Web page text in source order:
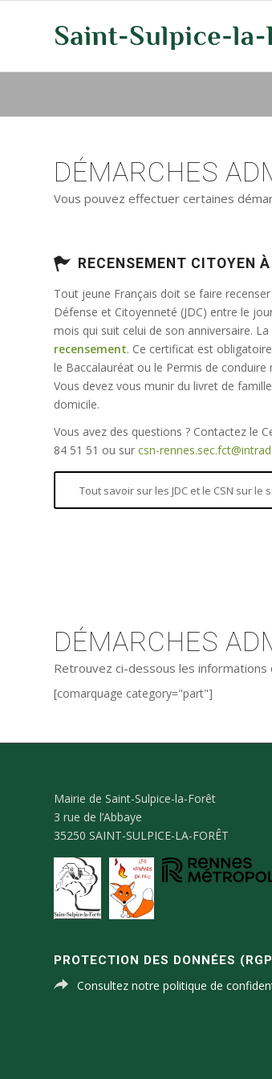
DÉMARCHES
Vous pouvez effectuer certaines
RECENSEMENT CITOYEN
Tout jeune Français doit se faire
Défense et Citoyenneté (JDC) entre le
mois qui suit celui de son anniversaire.
recensement. Ce certificat est
le Baccalauréat ou le Permis de
Vous devez vous munir du livret de
domicile.
Vous avez des questions ? Contactez le
84 51 51 ou sur csn-
Tout savoir sur les JDC et le CSN sur
DÉMARCHES
Retrouvez ci-dessous les
[comarquage category="part"]
Mairie de Saint-Sulpice-la-Forêt
3 rue de l’Abbaye
35250 SAINT-SULPICE-LA-FORÊT
PROTECTION DES DONNÉES
Consultez notre politique de